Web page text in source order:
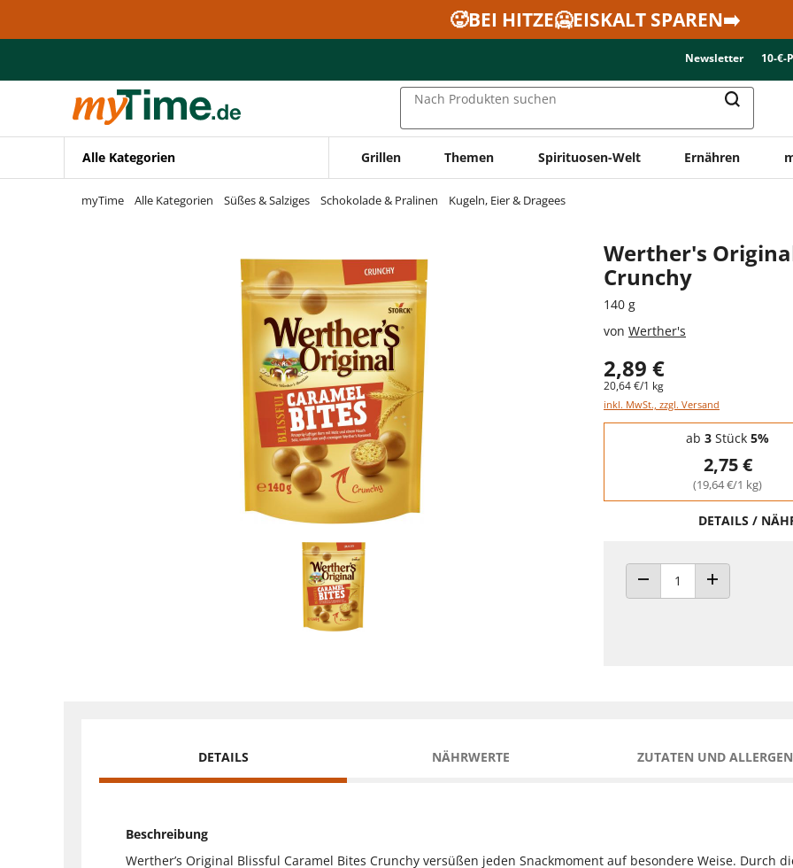
Zur Navigation springen
🥵BEI HITZE🥶EISKALT SPAREN➡️
Newsletter 10-€-
Nach Produkten suchen
Alle Kategorien Grillen Themen Spirituosen-Welt Ernähren
myTime Alle Kategorien Süßes & Salziges Schokolade & Pralinen Kugeln, Eier & Dragees
Werther's
Crunchy
140 g
von Werther's
2,89 €
20,64 €/1 kg
inkl. MwSt., zzgl. Versand
Staffelpreise - Mengenrabatt
ab 3 Stück 5%
2,75 €
(19,64 €/1 kg)
DETAILS /
ANZAHL VERRINGERN
ANZAHL
DETAILS NÄHRWERTE ZUTATEN UND
Beschreibung
Werther’s Original Blissful Caramel Bites Crunchy versüßen jeden Snackmoment auf besondere Weise. Durch